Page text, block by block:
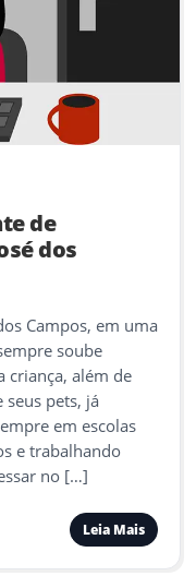
de
dos
Campos, em uma
soube
criança, além de
pets, já
em escolas
e trabalhando
no […]
Leia Mais